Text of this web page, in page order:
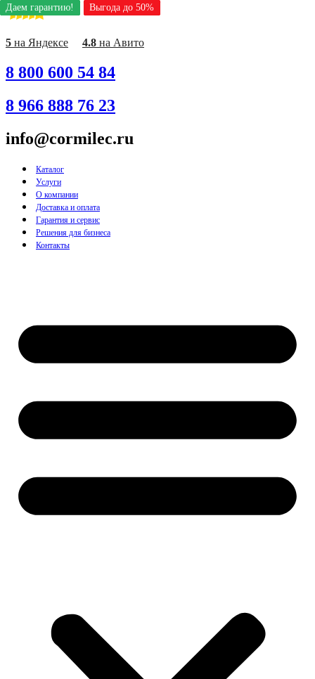
Перейти
к
содержимому
5 на Яндексе 4.8 на Авито
8 800 600 54 84
8 966 888 76 23
info@cormilec.ru
Каталог
Услуги
О компании
Доставка и оплата
Гарантия и сервис
Решения для бизнеса
Контакты
Даем гарантию! Выгода до 50%
Даем гарантию! Выгода до 50%
Даем гарантию! Выгода до 50%
Даем гарантию! Выгода до 50%
Даем гарантию! Выгода до 50%
Даем гарантию! Выгода до 50%
Даем гарантию! Выгода до 50%
Даем гарантию! Выгода до 50%
Даем гарантию! Выгода до 50%